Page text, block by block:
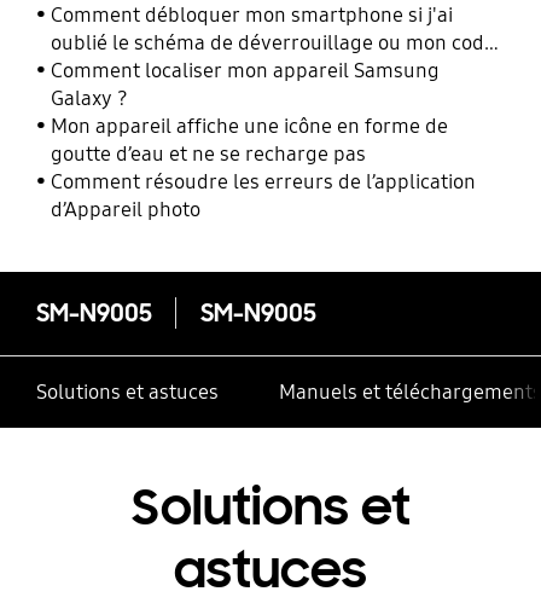
Comment débloquer mon smartphone si j'ai
oublié le schéma de déverrouillage ou mon code
PIN ?
Comment localiser mon appareil Samsung
Galaxy ?
Mon appareil affiche une icône en forme de
goutte d’eau et ne se recharge pas
Comment résoudre les erreurs de l’application
d’Appareil photo
SM-N9005 SM-N9005
Solutions et astuces Manuels et téléchargements
Solutions et
astuces